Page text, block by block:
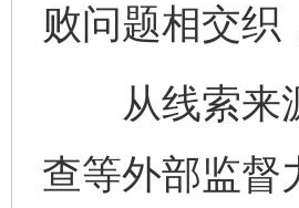
败问题相交织
从线索来源
查等外部监督